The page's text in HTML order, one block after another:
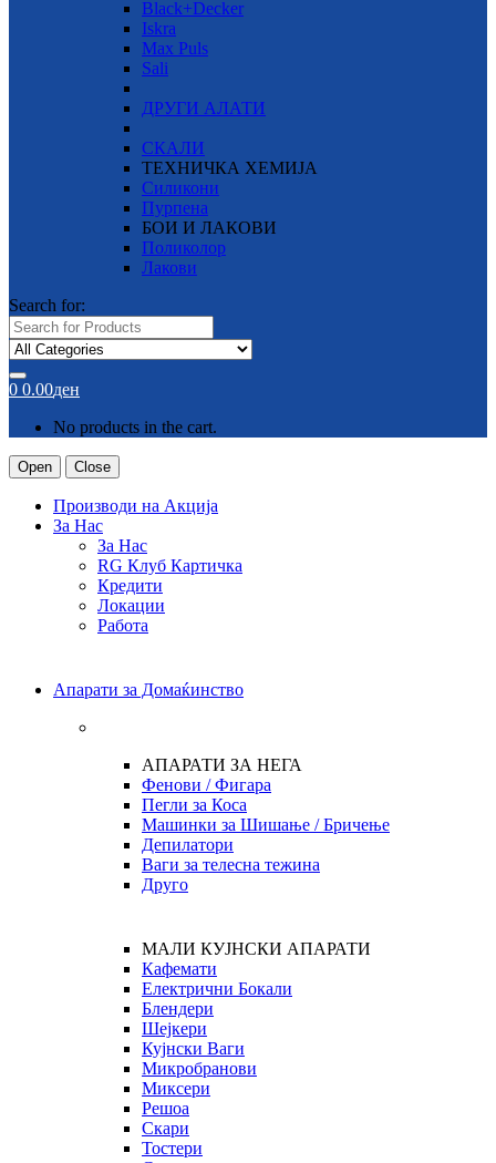
Black+Decker
Iskra
Max Puls
Sali
ДРУГИ АЛАТИ
СКАЛИ
ТЕХНИЧКА ХЕМИЈА
Силикони
Пурпена
БОИ И ЛАКОВИ
Поликолор
Лакови
Search for:
0 0.00ден
No products in the cart.
Open Close
Производи на Акција
За Нас
За Нас
RG Клуб Картичка
Кредити
Локации
Работа
Апарати за Домаќинство
АПАРАТИ ЗА НЕГА
Фенови / Фигара
Пегли за Коса
Машинки за Шишање / Бричење
Депилатори
Ваги за телесна тежина
Друго
МАЛИ КУЈНСКИ АПАРАТИ
Кафемати
Електрични Бокали
Блендери
Шејкери
Кујнски Ваги
Микробранови
Миксери
Решоа
Скари
Тостери